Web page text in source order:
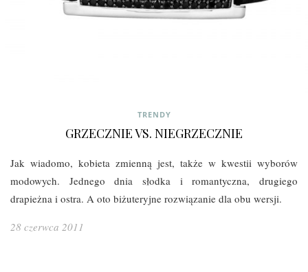
TRENDY
GRZECZNIE VS. NIEGRZECZNIE
Jak wiadomo, kobieta zmienną jest, także w kwestii wyborów
modowych. Jednego dnia słodka i romantyczna, drugiego
drapieżna i ostra. A oto biżuteryjne rozwiązanie dla obu wersji.
28 czerwca 2011